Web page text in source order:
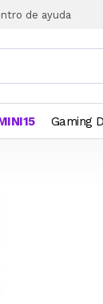
de ayuda
Gaming